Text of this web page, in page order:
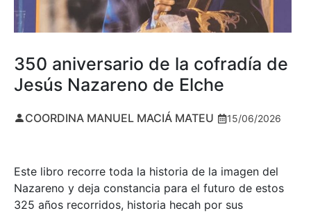
350 aniversario de la cofradía de
Jesús Nazareno de Elche
COORDINA MANUEL MACIÁ MATEU 15/06/2026
Este libro recorre toda la historia de la imagen del
Nazareno y deja constancia para el futuro de estos
325 años recorridos, historia hecah por sus